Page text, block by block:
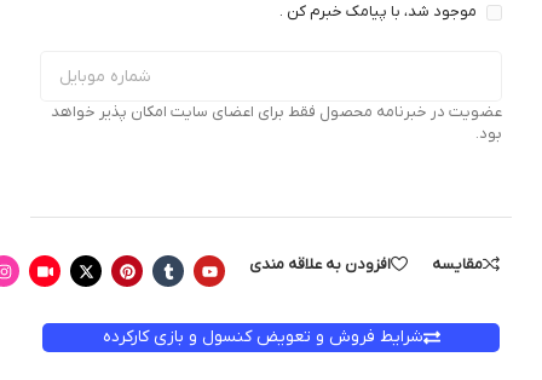
موجود شد، با پیامک خبرم کن .
عضویت در خبرنامه محصول فقط برای اعضای سایت امکان پذیر خواهد
بود.
مقایسه افزودن به علاقه مندی
شرایط فروش و تعویض کنسول و بازی کارکرده